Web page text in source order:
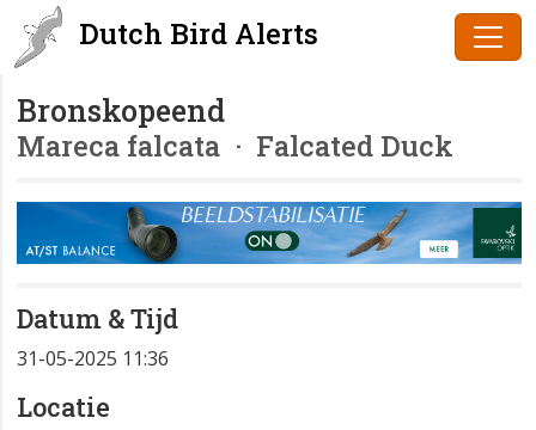
Dutch Bird Alerts
Bronskopeend
Mareca falcata · Falcated Duck
Datum & Tijd
31-05-2025 11:36
Locatie